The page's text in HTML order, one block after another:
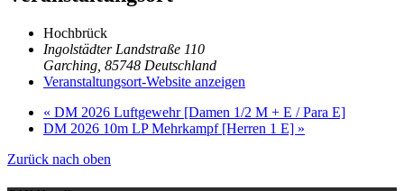
Hochbrück
Ingolstädter Landstraße 110
Garching 85748 Deutschland
Veranstaltungsort-Website anzeigen
« DM 2026 Luftgewehr [Damen 1/2 M + E / Para E]
DM 2026 10m LP Mehrkampf [Herren 1 E] »
Zurück nach oben